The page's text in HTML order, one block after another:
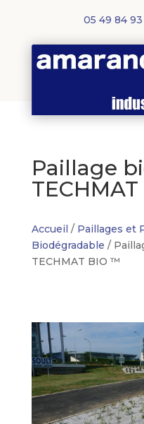
05 49 84
Paillage
Accueil / Paillages et
Biodégradable /
TECHMAT BIO ™